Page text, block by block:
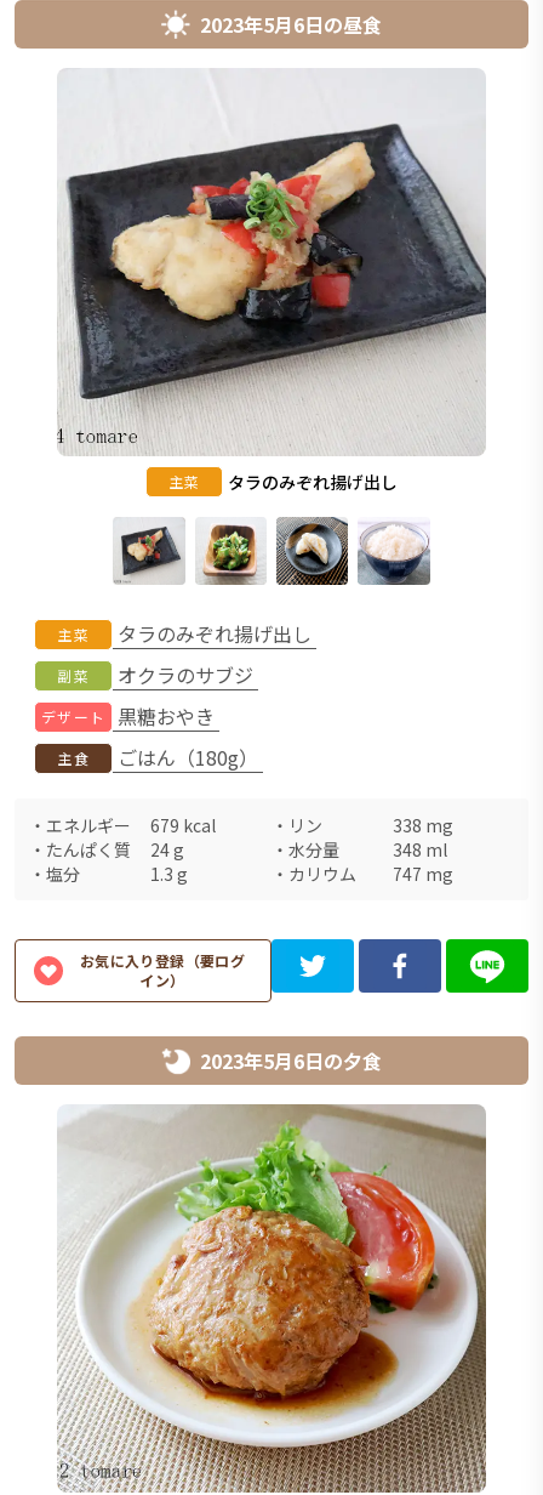
2023年5月6日の昼食
主菜 タラのみぞれ揚げ出し
主菜 タラのみぞれ揚げ出し
副菜 オクラのサブジ
デザート 黒糖おやき
主食 ごはん（180g）
・ エネルギー 679 kcal ・ リン 338 mg
・ たんぱく質 24g ・ 水分量 348 ml
・ 塩分 1.3 g ・ カリウム 747 mg
お気に入り登録（要ログ
イン）
2023年5月6日の夕食